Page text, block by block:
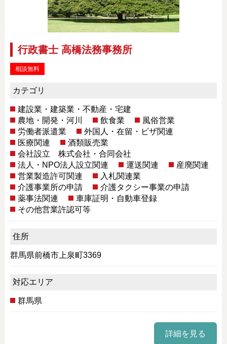
行政書士 高橋法務事務所
相談無料
カテゴリ
建設業・建築業・不動産・宅建
農地・開発・河川
飲食業
風俗営業
労働者派遣業
外国人・在留・ビザ関連
医療関連
酒類販売業
会社設立 株式会社・合同会社
法人・NPO法人設立関連
運送関連
産廃関連
営業製造許可関連
入札関連業
介護事業所の申請
介護タクシー事業の申請
薬事法関連
車庫証明・自動車登録
その他営業許認可等
住所
群馬県前橋市上泉町3369
対応エリア
群馬県
詳細を見る